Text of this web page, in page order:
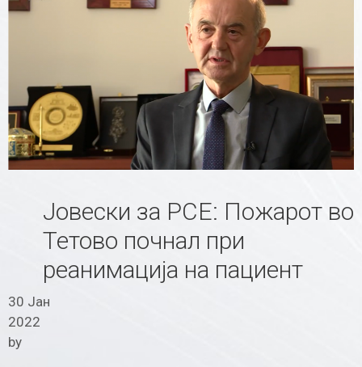
Јовески за РСЕ: Пожарот во
Тетово почнал при
реанимација на пациент
30 Јан
2022
by